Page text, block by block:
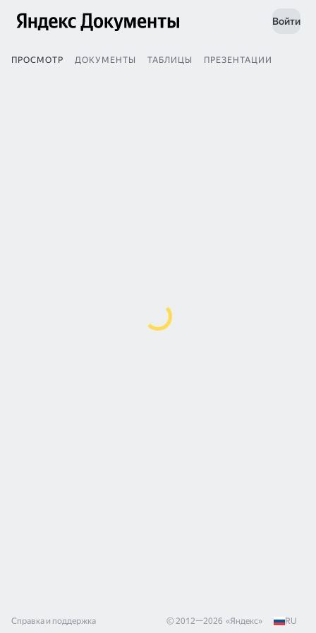
Войти
ПРОСМОТР ДОКУМЕНТЫ ТАБЛИЦЫ ПРЕЗЕНТАЦИИ
Справка и поддержка © 2012—2026 «Яндекс» RU